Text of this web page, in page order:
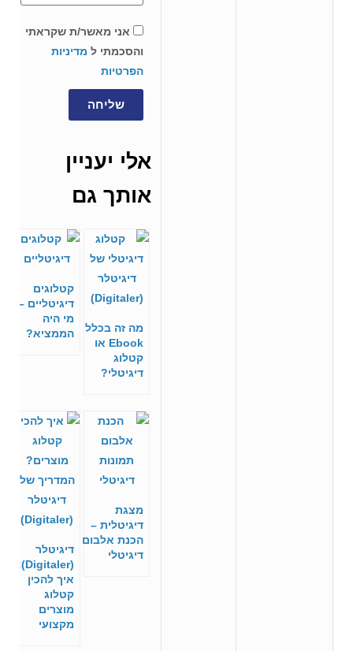
אני מאשר/ת שקראתי
והסכמתי ל מדיניות
הפרטיות
שליחה
אלי יעניין
אותך גם
מה זה בכלל
Ebook או
קטלוג
דיגיטלי?
קטלוגים
דיגיטליים –
מי היה
הממציא?
מצגת
דיגיטלית –
הכנת אלבום
דיגיטלי
דיגיטלר
(Digitaler):
איך להכין
קטלוג
מוצרים
מקצועי